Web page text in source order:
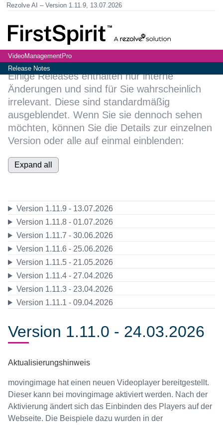
VideoManagementPro
Release Notes
Rezolve AI Version 1.11.9, 13.07.2026
Einige Releases enthalten nur interne
Änderungen und sind für Sie wahrscheinlich
irrelevant. Diese sind standardmäßig
ausgeblendet. Wenn Sie sie dennoch sehen
möchten, können Sie die Details zur einzelnen
Version oder alle auf einmal einblenden:
Expand all
Version 1.11.9 - 13.07.2026
Version 1.11.8 - 01.07.2026
Version 1.11.7 - 30.06.2026
Version 1.11.6 - 25.06.2026
Version 1.11.5 - 21.05.2026
Version 1.11.4 - 27.04.2026
Version 1.11.3 - 23.04.2026
Version 1.11.1 - 09.04.2026
Version 1.11.0 - 24.03.2026
Aktualisierungshinweis
movingimage hat einen neuen Videoplayer bereitgestellt.
Dieser kann bei movingimage aktiviert werden. Nach der
Aktivierung ändert sich das Einbinden des Players auf der
Webseite. Die Beispiele dazu wurden in der